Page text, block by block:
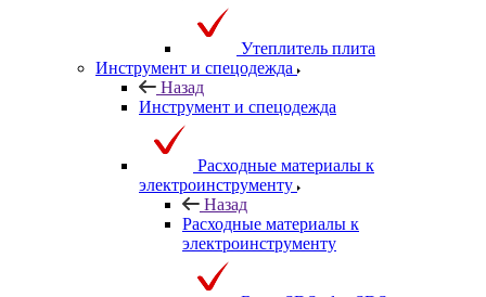
Утеплитель плита
Инструмент и спецодежда
Назад
Инструмент и спецодежда
Расходные материалы к
электроинструменту
Назад
Расходные материалы к
электроинструменту